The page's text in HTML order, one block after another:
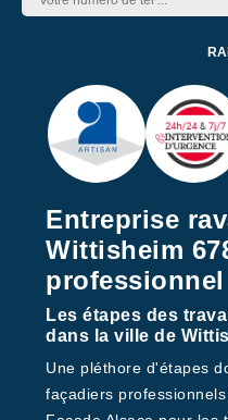
Entreprise
Wittisheim
professionnel
Les étapes des
dans la ville de
Une pléthore d'étapes
façadiers